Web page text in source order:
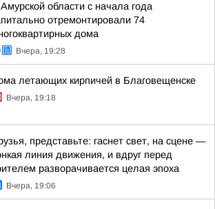
области с начала года
отремонтировали 74
дома
Вчера, 19:28
летающих кирпичей в Благовещенске
Вчера, 19:18
представьте: гаснет свет, на сцене —
линия движения, и вдруг перед
разворачивается целая эпоха
Вчера, 19:06